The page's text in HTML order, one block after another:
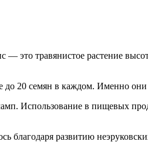
— это травянистое растение
20 семян в каждом. Именно
Использование в пищевых
благодаря развитию